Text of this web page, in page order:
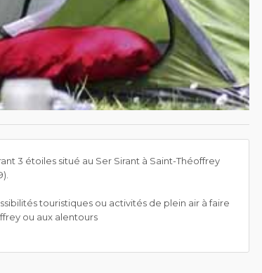
3 étoiles situé au Ser Sirant à Saint-Théoffrey
touristiques ou activités de plein air à faire
ou aux alentours